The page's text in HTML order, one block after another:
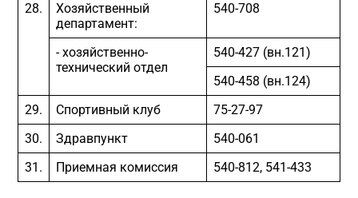
28.
Хозяйственный
департамент:
540-708
- хозяйственно-
технический отдел
540-427 (вн.121)
540-458 (вн.124)
29.
Спортивный клуб
75-27-97
30.
Здравпункт
540-061
31.
Приемная комиссия 540-812, 541-433